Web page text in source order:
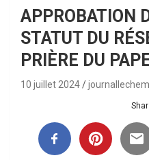
APPROBATION
STATUT DU
PRIÈRE DU
10 juillet 2024